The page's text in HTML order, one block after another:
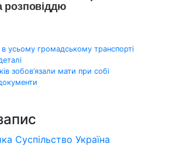
в усьому громадському транспорті
зобов’язали мати при собі
Суспільство Україна